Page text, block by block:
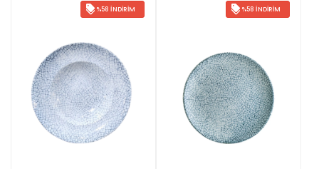
%58 İNDIRIM %58 İNDIRIM